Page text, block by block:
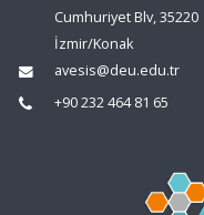
Cumhuriyet Blv, 35220
İzmir/Konak
avesis@deu.edu.tr
+90 232 464 81 65